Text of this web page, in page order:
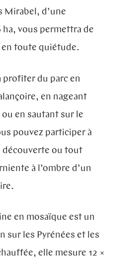
Blog
Mirabel, d’une
vous permettra de
toute quiétude.
profiter du parc en
en nageant
en sautant sur le
pouvez participer à
découverte ou tout
à l’ombre d’un
en mosaïque est un
sur les Pyrénées et les
elle mesure 12 ×